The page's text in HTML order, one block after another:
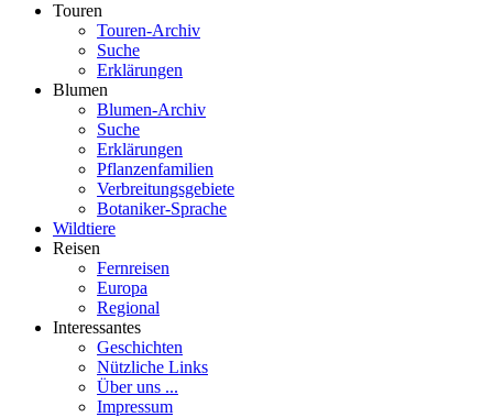
Touren
Touren-Archiv
Suche
Erklärungen
Blumen
Blumen-Archiv
Suche
Erklärungen
Pflanzenfamilien
Verbreitungsgebiete
Botaniker-Sprache
Wildtiere
Reisen
Fernreisen
Europa
Regional
Interessantes
Geschichten
Nützliche Links
Über uns ...
Impressum